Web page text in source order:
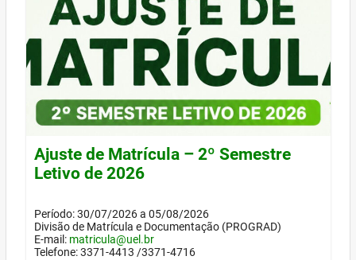
Ajuste de Matrícula – 2º Semestre
Letivo de 2026
Período: 30/07/2026 a 05/08/2026
Divisão de Matrícula e Documentação (PROGRAD)
E-mail: matricula@uel.br
Telefone: 3371-4413 /3371-4716